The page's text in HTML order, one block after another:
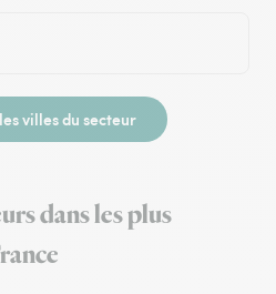
villes du secteur
dans les plus